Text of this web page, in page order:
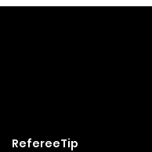
RefereeTip